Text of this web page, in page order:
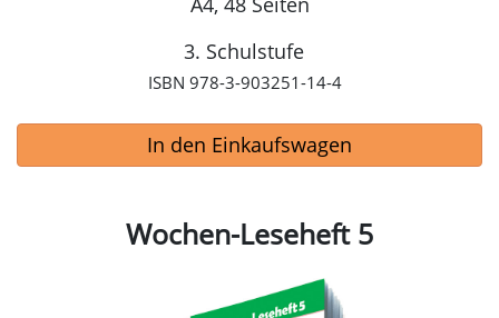
3. Schulstufe
ISBN 978-3-903251-14-4
In den Einkaufswagen
Wochen-Leseheft 5